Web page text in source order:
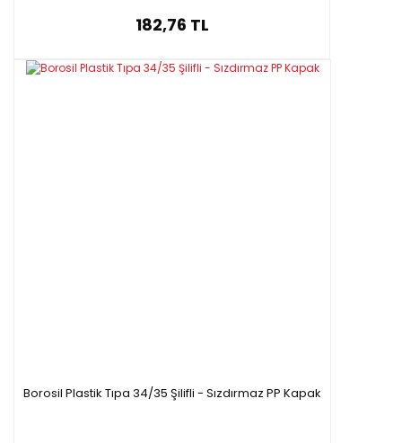
182,76 TL
Borosil Plastik Tıpa 34/35 Şilifli - Sızdırmaz PP Kapak